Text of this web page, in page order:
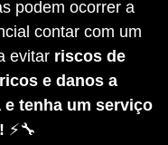
podem ocorrer a
contar com um
evitar riscos de
e danos a
e tenha um serviço
⚡🔧